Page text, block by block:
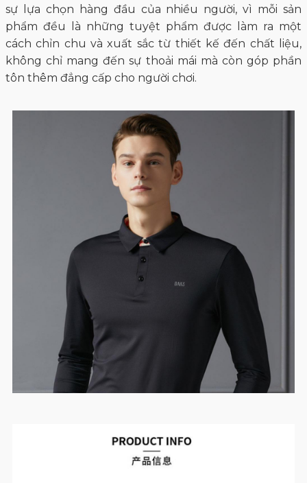
sự lựa chọn hàng đầu của nhiều người, vì mỗi sản
phẩm đều là những tuyệt phẩm được làm ra một
cách chỉn chu và xuất sắc từ thiết kế đến chất liệu,
không chỉ mang đến sự thoải mái mà còn góp phần
tôn thêm đẳng cấp cho người chơi.